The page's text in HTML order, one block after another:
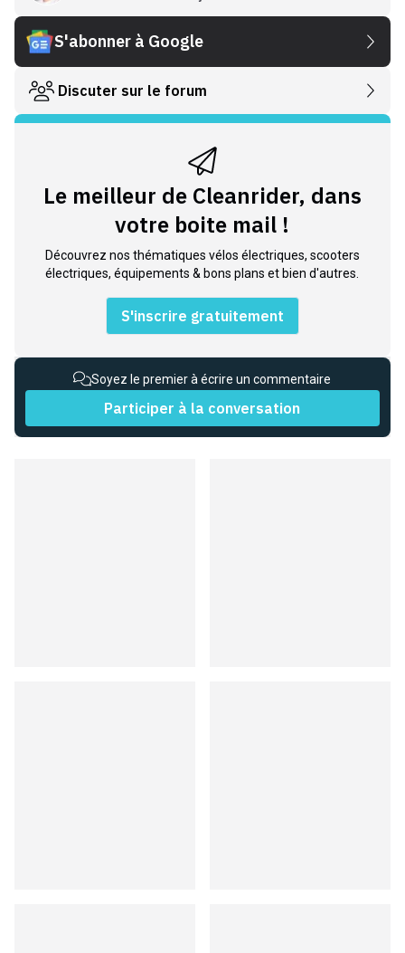
S'abonner à Google
Discuter sur le forum
Le meilleur de Cleanrider, dans
votre boite mail !
Découvrez nos thématiques vélos électriques, scooters
électriques, équipements & bons plans et bien d'autres.
S'inscrire gratuitement
Soyez le premier à écrire un commentaire
Participer à la conversation